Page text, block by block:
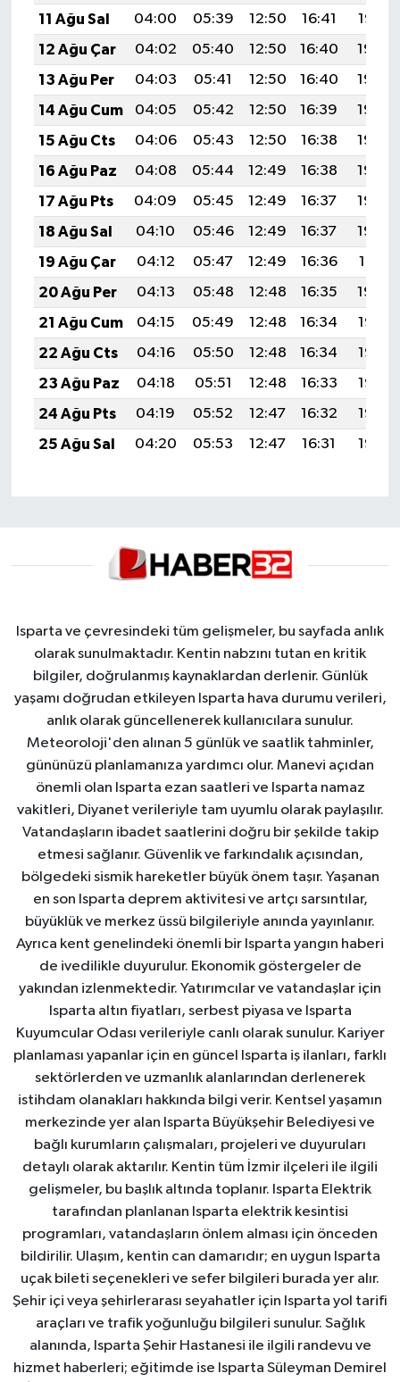
11 Ağu Sal 04:00 05:39 12:50 16:41
19:52
12 Ağu Çar
04:02 05:40 12:50 16:40
19:50
13 Ağu Per
04:03 05:41 12:50 16:40
19:49
14 Ağu Cum
04:05 05:42 12:50 16:39
19:48
15 Ağu Cts
04:06 05:43 12:50 16:38
19:46
16 Ağu Paz
04:08 05:44 12:49 16:38
19:45
17 Ağu Pts
04:09 05:45 12:49 16:37
19:44
18 Ağu Sal
04:10 05:46 12:49 16:37
19:42
19 Ağu Çar
04:12 05:47 12:49 16:36
19:41
20 Ağu Per
04:13 05:48 12:48 16:35
19:39
21 Ağu Cum
04:15 05:49 12:48 16:34
19:38
22 Ağu Cts
04:16 05:50 12:48 16:34
19:36
23 Ağu Paz
04:18 05:51 12:48 16:33
19:35
24 Ağu Pts
04:19 05:52 12:47 16:32
19:33
25 Ağu Sal
04:20 05:53 12:47 16:31 19:32
Isparta ve çevresindeki tüm gelişmeler, bu sayfada anlık
olarak sunulmaktadır. Kentin nabzını tutan en kritik
bilgiler, doğrulanmış kaynaklardan derlenir. Günlük
yaşamı doğrudan etkileyen Isparta hava durumu verileri,
anlık olarak güncellenerek kullanıcılara sunulur.
Meteoroloji'den alınan 5 günlük ve saatlik tahminler,
gününüzü planlamanıza yardımcı olur. Manevi açıdan
önemli olan Isparta ezan saatleri ve Isparta namaz
vakitleri, Diyanet verileriyle tam uyumlu olarak paylaşılır.
Vatandaşların ibadet saatlerini doğru bir şekilde takip
etmesi sağlanır. Güvenlik ve farkındalık açısından,
bölgedeki sismik hareketler büyük önem taşır. Yaşanan
en son Isparta deprem aktivitesi ve artçı sarsıntılar,
büyüklük ve merkez üssü bilgileriyle anında yayınlanır.
Ayrıca kent genelindeki önemli bir Isparta yangın haberi
de ivedilikle duyurulur. Ekonomik göstergeler de
yakından izlenmektedir. Yatırımcılar ve vatandaşlar için
Isparta altın fiyatları, serbest piyasa ve Isparta
Kuyumcular Odası verileriyle canlı olarak sunulur. Kariyer
planlaması yapanlar için en güncel Isparta iş ilanları, farklı
sektörlerden ve uzmanlık alanlarından derlenerek
istihdam olanakları hakkında bilgi verir. Kentsel yaşamın
merkezinde yer alan Isparta Büyükşehir Belediyesi ve
bağlı kurumların çalışmaları, projeleri ve duyuruları
detaylı olarak aktarılır. Kentin tüm İzmir ilçeleri ile ilgili
gelişmeler, bu başlık altında toplanır. Isparta Elektrik
tarafından planlanan Isparta elektrik kesintisi
programları, vatandaşların önlem alması için önceden
bildirilir. Ulaşım, kentin can damarıdır; en uygun Isparta
uçak bileti seçenekleri ve sefer bilgileri burada yer alır.
Şehir içi veya şehirlerarası seyahatler için Isparta yol tarifi
araçları ve trafik yoğunluğu bilgileri sunulur. Sağlık
alanında, Isparta Şehir Hastanesi ile ilgili randevu ve
hizmet haberleri; eğitimde ise Isparta Süleyman Demirel